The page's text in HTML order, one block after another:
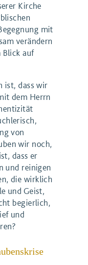
Kirche
mit
verändern
Blick auf
ist, dass wir
dem Herrn
von
wir noch,
dass er
und reinigen
die wirklich
und Geist,
begierlich,
und